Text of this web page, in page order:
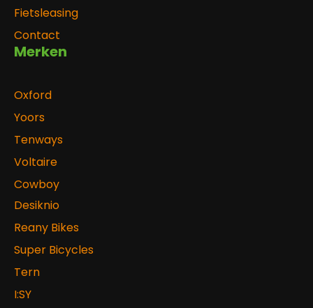
Fietsleasing
Contact
Merken
Oxford
Yoors
Tenways
Voltaire
Cowboy
Desiknio
Reany Bikes
Super Bicycles
Tern
I:SY